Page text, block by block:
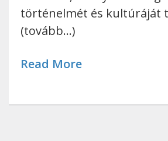
történelmét és kultúráját
(tovább…)
Read More